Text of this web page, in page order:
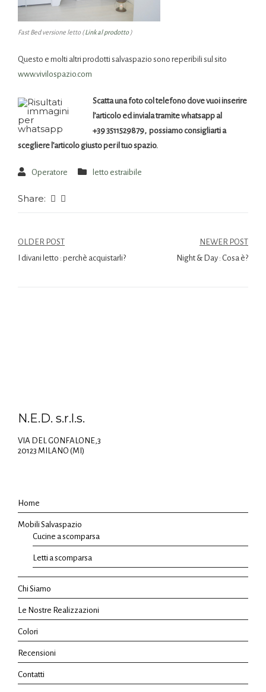
Fast Bed versione letto (Link al prodotto)
Questo e molti altri prodotti salvaspazio sono reperibili sul sito
www.vivilospazio.com
Scatta una foto col telefono dove vuoi inserire
l’articolo ed inviala tramite whatsapp al
+39 3511529879, possiamo consigliarti a
scegliere l’articolo giusto per il tuo spazio.
Operatore letto estraibile
Share:
OLDER POST
I divani letto : perchè acquistarli?
NEWER POST
Night & Day : Cosa è?
N.E.D. s.r.l.s.
VIA DEL GONFALONE,3
20123 MILANO (MI)
Home
Mobili Salvaspazio
Cucine a scomparsa
Letti a scomparsa
Chi Siamo
Le Nostre Realizzazioni
Colori
Recensioni
Contatti